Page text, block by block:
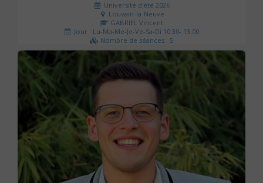
Université d'été 2026
Louvain-la-Neuve
GABRIEL Vincent
Jour : Lu-Ma-Me-Je-Ve-Sa-Di 10:30- 13:00
Nombre de séances : 5
120 €